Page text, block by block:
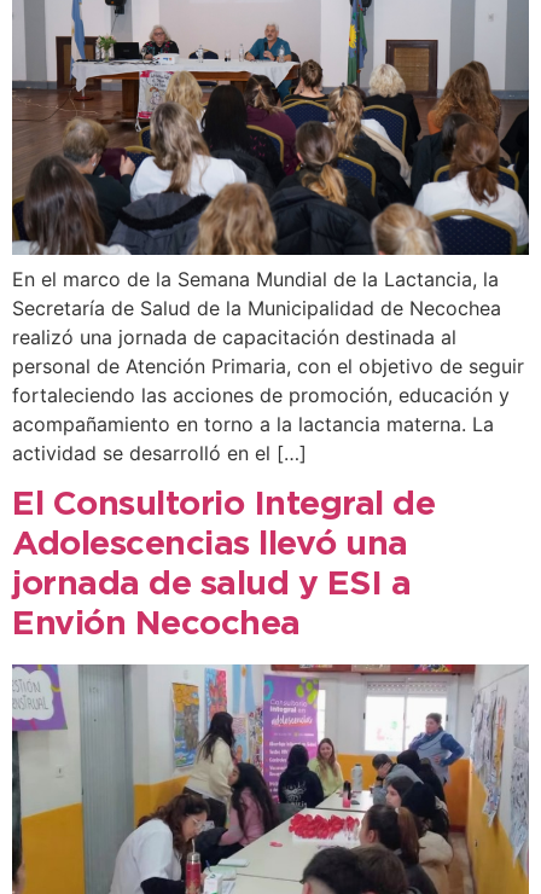
En el marco de la Semana Mundial de la Lactancia, la
Secretaría de Salud de la Municipalidad de Necochea
realizó una jornada de capacitación destinada al
personal de Atención Primaria, con el objetivo de seguir
fortaleciendo las acciones de promoción, educación y
acompañamiento en torno a la lactancia materna. La
actividad se desarrolló en el […]
El Consultorio Integral de
Adolescencias llevó una
jornada de salud y ESI a
Envión Necochea